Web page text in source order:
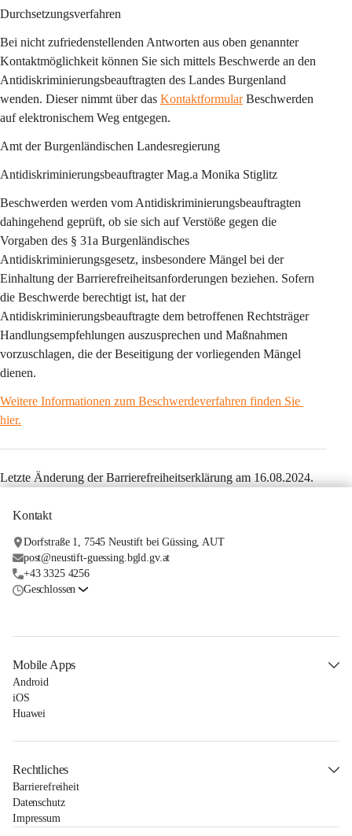
Durchsetzungsverfahren
Bei nicht zufriedenstellenden Antworten aus oben genannter
Kontaktmöglichkeit können Sie sich mittels Beschwerde an den
Antidiskriminierungsbeauftragten des Landes Burgenland
wenden. Dieser nimmt über das Kontaktformular Beschwerden
auf elektronischem Weg entgegen.
Amt der Burgenländischen Landesregierung
Antidiskriminierungsbeauftragter Mag.a Monika Stiglitz
Beschwerden werden vom Antidiskriminierungsbeauftragten
dahingehend geprüft, ob sie sich auf Verstöße gegen die
Vorgaben des § 31a Burgenländisches
Antidiskriminierungsgesetz, insbesondere Mängel bei der
Einhaltung der Barrierefreiheitsanforderungen beziehen. Sofern
die Beschwerde berechtigt ist, hat der
Antidiskriminierungsbeauftragte dem betroffenen Rechtsträger
Handlungsempfehlungen auszusprechen und Maßnahmen
vorzuschlagen, die der Beseitigung der vorliegenden Mängel
dienen.
Weitere Informationen zum Beschwerdeverfahren finden Sie
hier.
Letzte Änderung der Barrierefreiheitserklärung am 16.08.2024.
Kontakt
Dorfstraße 1, 7545 Neustift bei Güssing, AUT
post@neustift-guessing.bgld.gv.at
+43 3325 4256
Geschlossen
Mobile Apps
Android
iOS
Huawei
Rechtliches
Barrierefreiheit
Datenschutz
Impressum